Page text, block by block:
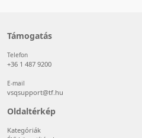
Támogatás
Telefon
+36 1 487 9200
E-mail
vsqsupport@tf.hu
Oldaltérkép
Kategóriák